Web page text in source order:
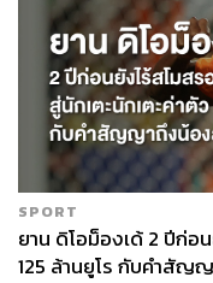
SPORT
ยาน ดิโอม็องเด้ 2 ปีก่อ
125 ล้านยูโร กับคำสัญ